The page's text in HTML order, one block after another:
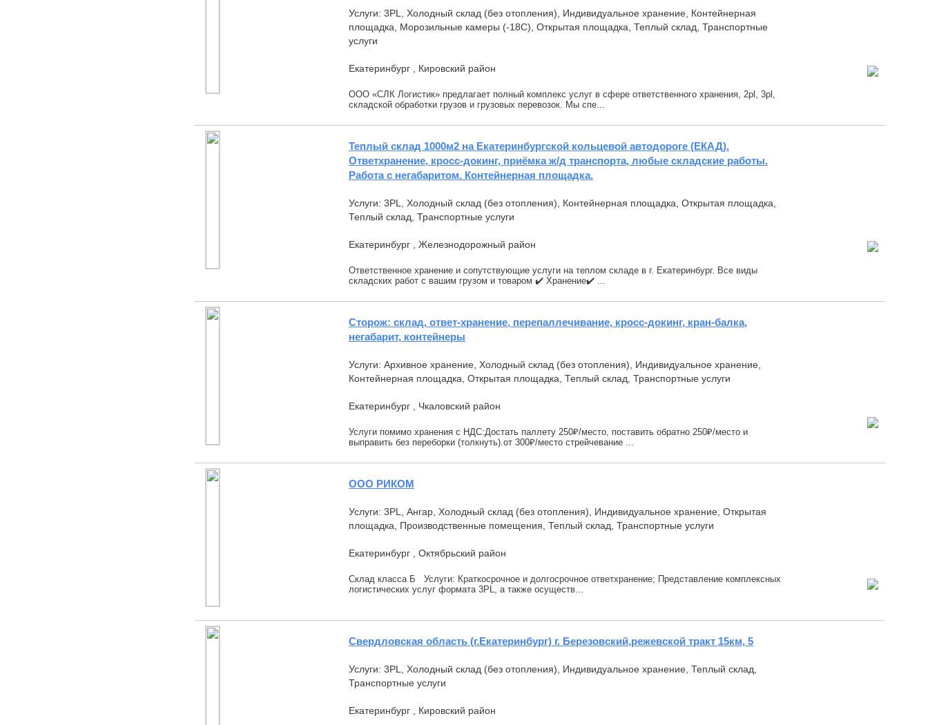
Услуги: 3PL, Холодный склад (без отопления), Индивидуальное хранение, Контейнерная
площадка, Морозильные камеры (-18С), Открытая площадка, Теплый склад, Транспортные
услуги
Екатеринбург , Кировский район
ООО «СЛК Логистик» предлагает полный комплекс услуг в сфере ответственного хранения, 2pl, 3pl,
складской обработки грузов и грузовых перевозок. Мы спе...
Теплый склад 1000м2 на Екатеринбургской кольцевой автодороге (ЕКАД).
Ответхранение, кросс-докинг, приёмка ж/д транспорта, любые складские работы.
Работа с негабаритом. Контейнерная площадка.
Услуги: 3PL, Холодный склад (без отопления), Контейнерная площадка, Открытая площадка,
Теплый склад, Транспортные услуги
Екатеринбург , Железнодорожный район
Ответственное хранение и сопутствующие услуги на теплом складе в г. Екатеринбург. Все виды
складских работ с вашим грузом и товаром ✔️ Хранение✔️ ...
Сторож: склад, ответ-хранение, перепаллечивание, кросс-докинг, кран-балка,
негабарит, контейнеры
Услуги: Архивное хранение, Холодный склад (без отопления), Индивидуальное хранение,
Контейнерная площадка, Открытая площадка, Теплый склад, Транспортные услуги
Екатеринбург , Чкаловский район
Услуги помимо хранения с НДС:Достать паллету 250₽/место, поставить обратно 250₽/место и
выправить без переборки (толкнуть).от 300₽/место стрейчевание ...
ООО РИКОМ
Услуги: 3PL, Ангар, Холодный склад (без отопления), Индивидуальное хранение, Открытая
площадка, Производственные помещения, Теплый склад, Транспортные услуги
Екатеринбург , Октябрьский район
Склад класса Б Услуги: Краткосрочное и долгосрочное ответхранение; Представление комплексных
логистических услуг формата 3PL, а также осуществ...
Свердловская область (г.Екатеринбург) г. Березовский,режевской тракт 15км, 5
Услуги: 3PL, Холодный склад (без отопления), Индивидуальное хранение, Теплый склад,
Транспортные услуги
Екатеринбург , Кировский район